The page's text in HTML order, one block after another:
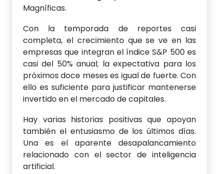
Magníficas.
Con la temporada de reportes casi
completa, el crecimiento que se ve en las
empresas que integran el índice S&P 500 es
casi del 50% anual; la expectativa para los
próximos doce meses es igual de fuerte. Con
ello es suficiente para justificar mantenerse
invertido en el mercado de capitales.
Hay varias historias positivas que apoyan
también el entusiasmo de los últimos días.
Una es el aparente desapalancamiento
relacionado con el sector de inteligencia
artificial.